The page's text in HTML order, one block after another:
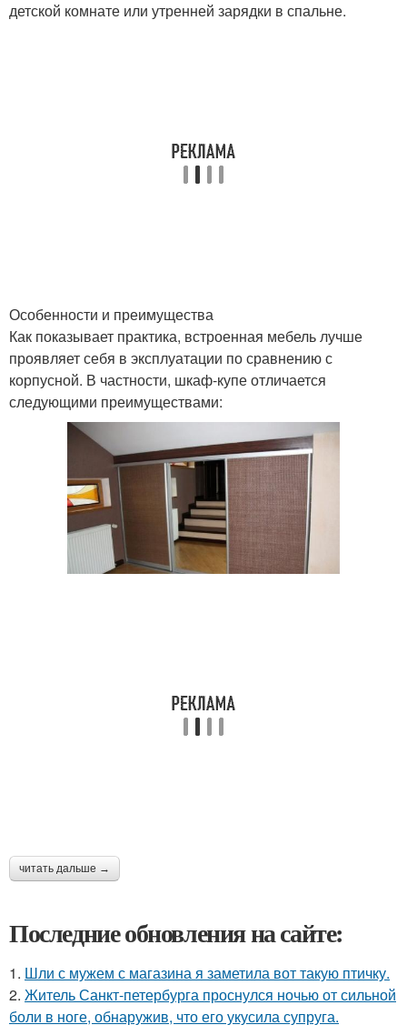
детской комнате или утренней зарядки в спальне.
Особенности и преимущества
Как показывает практика, встроенная мебель лучше
проявляет себя в эксплуатации по сравнению с
корпусной. В частности, шкаф-купе отличается
следующими преимуществами:
читать дальше →
Последние обновления на сайте:
1. Шли с мужем с магазина я заметила вот такую птичку.
2. Житель Санкт-петербурга проснулся ночью от сильной
боли в ноге, обнаружив, что его укусила супруга.